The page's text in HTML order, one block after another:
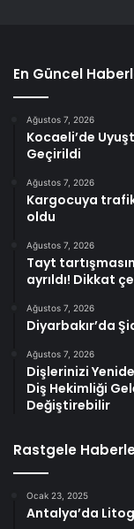
En Güncel
Ağustos 7, 2026
Kocaeli’de
Geçirildi
Ağustos 7, 2026
Kargocuya
oldu
Ağustos 7, 2026
Tayt
ayrıldı! Dikkat
Ağustos 7, 2026
Diyarbakır’da
Ağustos 7, 2026
Dişlerinizi
Diş Hekimliği
Değiştirebilir
Rastgele
Ocak 23, 2025
Antalya’da